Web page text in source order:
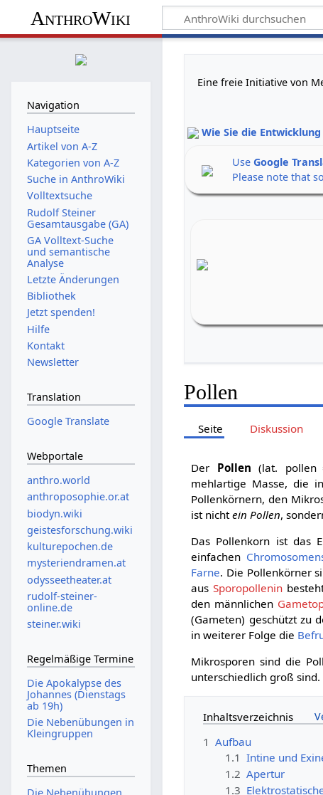
AnthroWiki
Eine freie Initiative von
Wie Sie die
UseGoogle
Please note that
Pollen
Seite Diskussion
Der Pollen (lat. pollen
mehlartige Masse, die
Pollenkörnern, den
ist nichtein Pollen,
Das Pollenkorn ist das
einfachen
Farne. Die Pollenkörner
ausSporopollenin
den männlichen
(Gameten) geschützt zu
in weiterer Folge die
Mikrosporen sind die
unterschiedlich groß sind.
Inhaltsverzeichnis
1 Aufbau
1.1 Intine und
1.2 Apertur
1.3
Navigation
Hauptseite
Artikel von A-Z
Kategorien von A-Z
Suche in AnthroWiki
Volltextsuche
Rudolf Steiner
Gesamtausgabe (GA)
GA Volltext-Suche
und semantische
Analyse
Letzte Änderungen
Bibliothek
Jetzt spenden!
Hilfe
Kontakt
Newsletter
Translation
Google Translate
Webportale
anthro.world
anthroposophie.or.at
biodyn.wiki
geistesforschung.wiki
kulturepochen.de
mysteriendramen.at
odysseetheater.at
rudolf-steiner-
online.de
steiner.wiki
Regelmäßige Termine
Die Apokalypse des
Johannes (Dienstags
ab 19h)
Die Nebenübungen in
Kleingruppen
Themen